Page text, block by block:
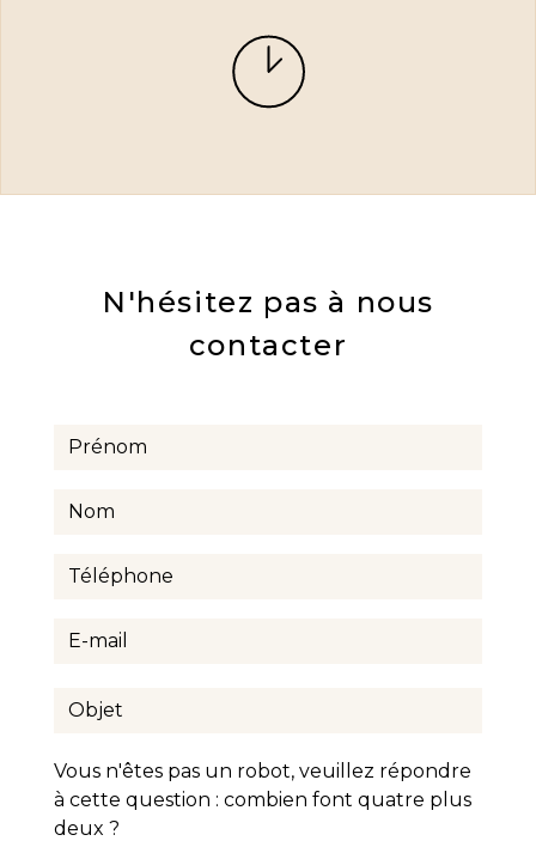
N'hésitez pas à nous
contacter
Vous n'êtes pas un robot, veuillez répondre
à cette question : combien font quatre plus
deux ?